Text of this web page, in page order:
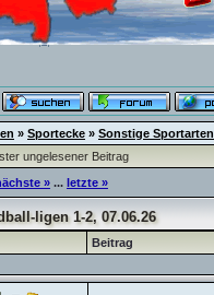
» Sportecke » Sonstige Sportarten
ungelesener Beitrag
» ... letzte »
ligen 1-2, 07.06.26
Beitrag